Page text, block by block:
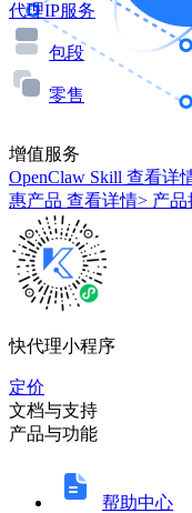
代理IP服务
包段
零售
增值服务
OpenClaw Skill 查看详
惠产品 查看详情> 产品
快代理小程序
定价
文档与支持
产品与功能
帮助中心